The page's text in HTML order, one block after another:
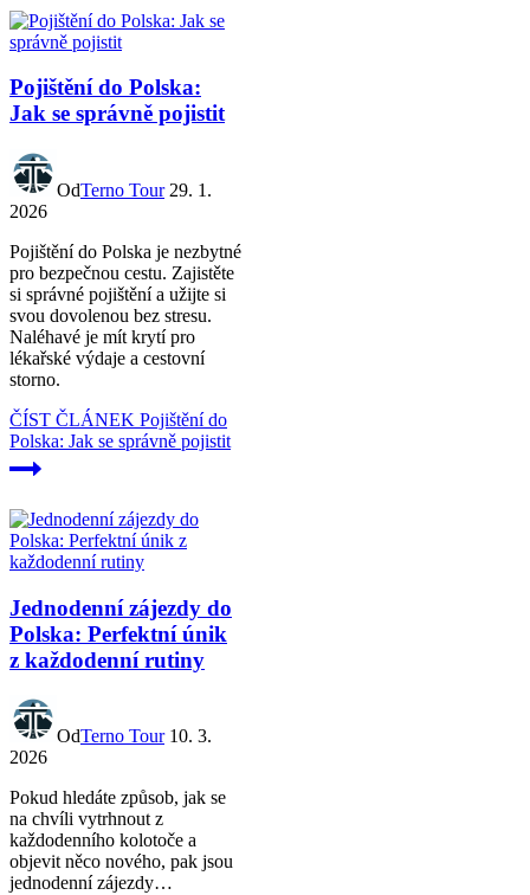
Pojištění do Polska:
Jak se správně pojistit
OdTerno Tour 29. 1.
2026
Pojištění do Polska je nezbytné
pro bezpečnou cestu. Zajistěte
si správné pojištění a užijte si
svou dovolenou bez stresu.
Naléhavé je mít krytí pro
lékařské výdaje a cestovní
storno.
ČÍST ČLÁNEK Pojištění do
Polska: Jak se správně pojistit
Jednodenní zájezdy do
Polska: Perfektní únik
z každodenní rutiny
OdTerno Tour 10. 3.
2026
Pokud hledáte způsob, jak se
na chvíli vytrhnout z
každodenního kolotoče a
objevit něco nového, pak jsou
jednodenní zájezdy…